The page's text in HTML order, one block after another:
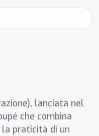
lanciata nel
che combina
la praticità di un